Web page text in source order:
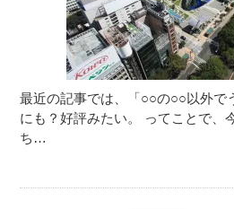
最近の記事では、「○○の○○以外で
にも？好評みたい。 ってことで、
ち…